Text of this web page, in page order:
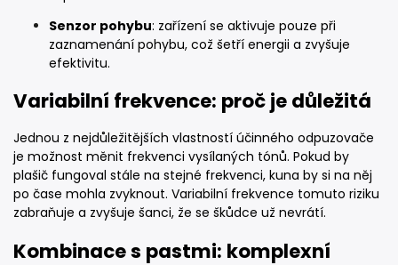
Senzor pohybu: zařízení se aktivuje pouze při
zaznamenání pohybu, což šetří energii a zvyšuje
efektivitu.
Variabilní frekvence: proč je důležitá
Jednou z nejdůležitějších vlastností účinného odpuzovače
je možnost měnit frekvenci vysílaných tónů. Pokud by
plašič fungoval stále na stejné frekvenci, kuna by si na něj
po čase mohla zvyknout. Variabilní frekvence tomuto riziku
zabraňuje a zvyšuje šanci, že se škůdce už nevrátí.
Kombinace s pastmi: komplexní